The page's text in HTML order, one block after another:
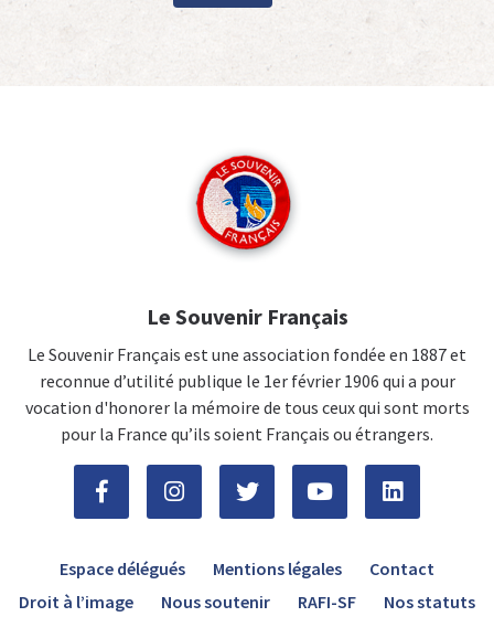
Le Souvenir Français
Le Souvenir Français est une association fondée en 1887 et
reconnue d’utilité publique le 1er février 1906 qui a pour
vocation d'honorer la mémoire de tous ceux qui sont morts
pour la France qu’ils soient Français ou étrangers.
Espace délégués Mentions légales
Contact
Droit à l’image
Nous soutenir RAFI-SF Nos statuts